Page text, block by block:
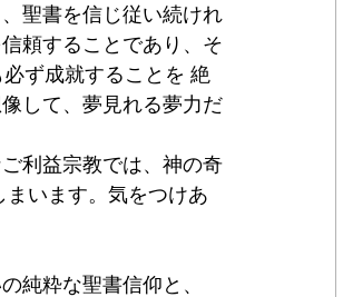
聖書を信じ従い続けれ
頼することであり、そ
ず成就することを 絶
して、夢見れる夢力だ
利益宗教では、神の奇
います。気をつけあ
純粋な聖書信仰と、